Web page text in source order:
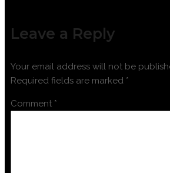
Leave a Reply
Your email address will not be
Required fields are marked *
Comment *